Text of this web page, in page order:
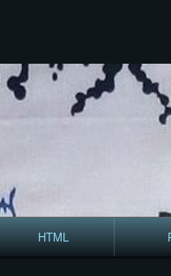
ン
ツ
HTML